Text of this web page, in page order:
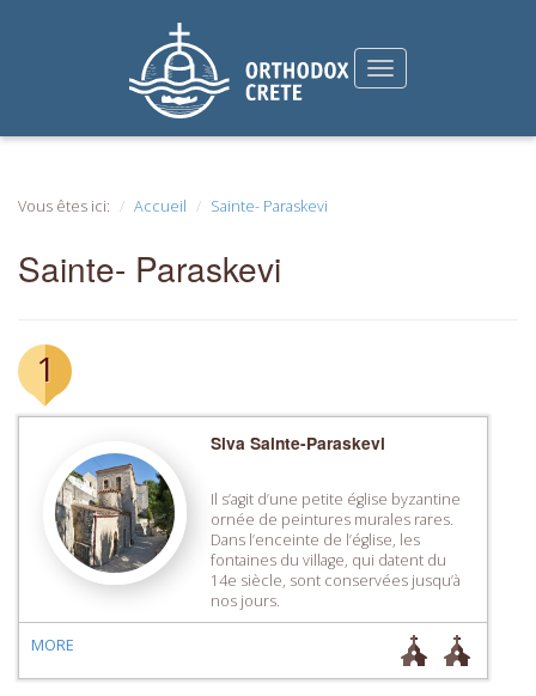
Vous êtes ici: Accueil Sainte- Paraskevi
Sainte- Paraskevi
1
Siva Sainte-Paraskevi
Il s’agit d’une petite église byzantine
ornée de peintures murales rares.
Dans l’enceinte de l’église, les
fontaines du village, qui datent du
14e siècle, sont conservées jusqu’à
nos jours.
MORE